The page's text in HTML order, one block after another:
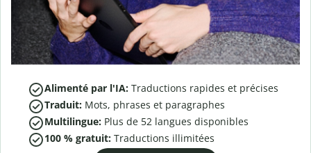
Alimenté par l'IA: Traductions rapides et précises
Traduit: Mots, phrases et paragraphes
Multilingue: Plus de 52 langues disponibles
100 % gratuit: Traductions illimitées